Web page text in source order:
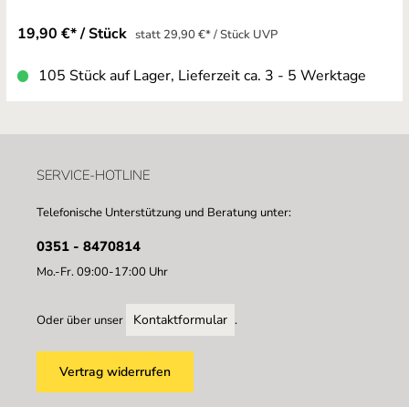
19,90 €* / Stück statt 29,90 €* / Stück UVP
105 Stück auf Lager, Lieferzeit ca. 3 - 5 Werktage
SERVICE-HOTLINE
Telefonische Unterstützung und Beratung unter:
0351 - 8470814
Mo.-Fr. 09:00-17:00 Uhr
Oder über unser Kontaktformular .
Vertrag widerrufen